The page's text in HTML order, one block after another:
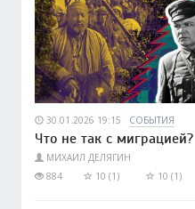
30.01.2026 19:15 СОБЫТИЯ
Что не так с миграцией?
МИХАИЛ ДЕЛЯГИН
884
10 (1) 10 (1)